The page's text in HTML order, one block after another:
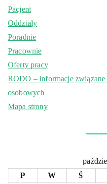
Pacjent
Oddziały
Poradnie
Pracownie
Oferty pracy
RODO – informacje związane
osobowych
Mapa strony
P
W Ś